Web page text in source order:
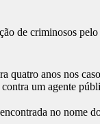
de criminosos pelo
quatro anos nos
um agente
no nome